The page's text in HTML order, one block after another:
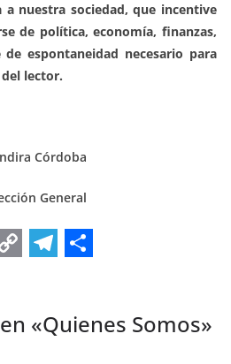
a nuestra sociedad, que incentive
de política, economía, finanzas,
espontaneidad necesario para
lector.
Córdoba
General
p l a
«Quienes Somos»